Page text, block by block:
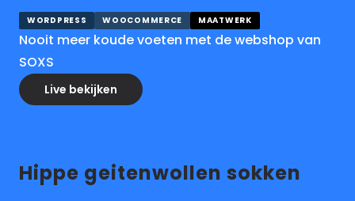
WORDPRESS WOOCOMMERCE MAATWERK
Nooit meer koude voeten met de webshop van
SOXS
Live bekijken
Hippe geitenwollen sokken